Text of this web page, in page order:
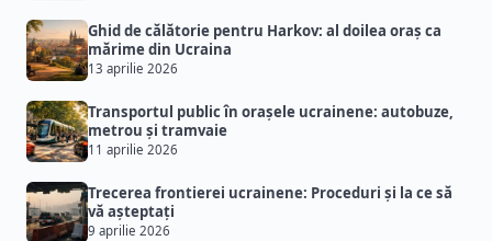
Ghid de călătorie pentru Harkov: al doilea oraș ca
mărime din Ucraina
13 aprilie 2026
Transportul public în orașele ucrainene: autobuze,
metrou și tramvaie
11 aprilie 2026
Trecerea frontierei ucrainene: Proceduri și la ce să
vă așteptați
9 aprilie 2026